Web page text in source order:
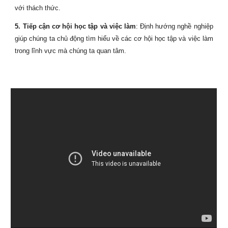
với thách thức.
5. Tiếp cận cơ hội học tập và việc làm: Định hướng nghề nghiệp
giúp chúng ta chủ động tìm hiểu về các cơ hội học tập và việc làm
trong lĩnh vực mà chúng ta quan tâm.